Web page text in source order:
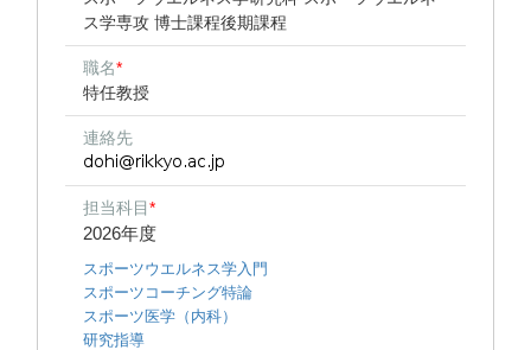
ス学専攻 博士課程後期課程
職名*
特任教授
連絡先
担当科目*
2026年度
スポーツウエルネス学入門
スポーツコーチング特論
スポーツ医学（内科）
研究指導